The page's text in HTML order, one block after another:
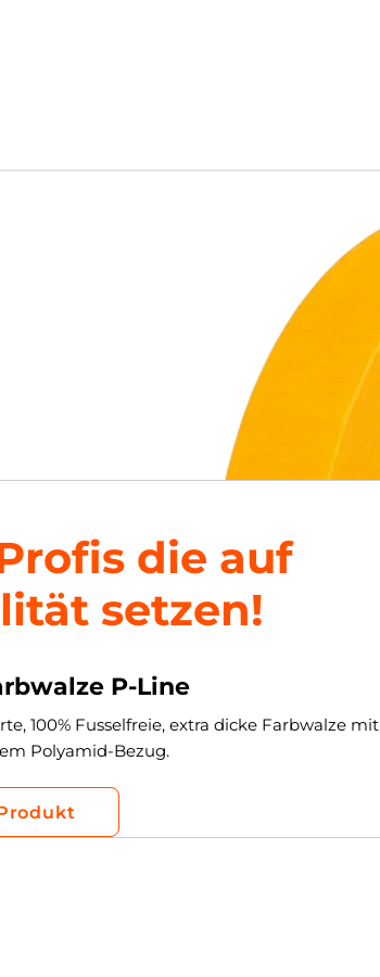
die auf
setzen!
P-Line
100% Fusselfreie, extra dicke Farbwalze mit
Polyamid-Bezug.